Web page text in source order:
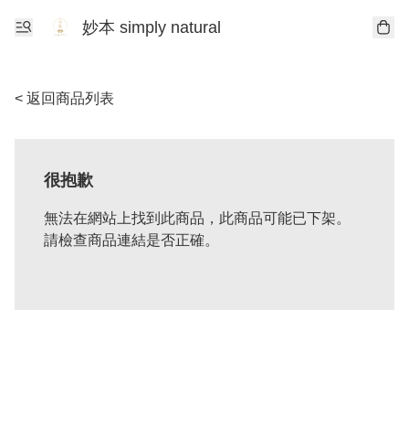
妙本 simply natural
< 返回商品列表
很抱歉
無法在網站上找到此商品，此商品可能已下架。
請檢查商品連結是否正確。